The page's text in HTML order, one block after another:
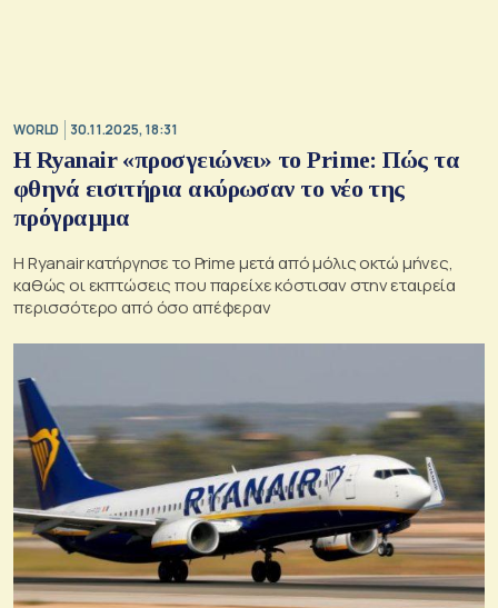
WORLD 30.11.2025, 18:31
Η Ryanair «προσγειώνει» το Prime: Πώς τα
φθηνά εισιτήρια ακύρωσαν το νέο της
πρόγραμμα
Η Ryanair κατήργησε το Prime μετά από μόλις οκτώ μήνες,
καθώς οι εκπτώσεις που παρείχε κόστισαν στην εταιρεία
περισσότερο από όσο απέφεραν